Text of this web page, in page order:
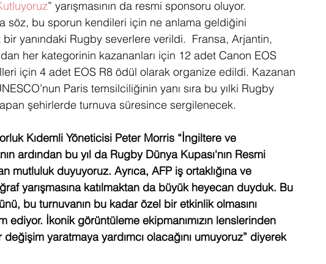
” yarışmasının da resmi sponsoru oluyor.
söz, bu sporun kendileri için ne anlama geldiğini
yanındaki Rugby severlere verildi.  Fransa, Arjantin,
her kategorinin kazananları için 12 adet Canon EOS
için 4 adet EOS R8 ödül olarak organize edildi. Kazanan
Paris temsilciliğinin yanı sıra bu yılki Rugby
şehirlerde turnuva süresince sergilenecek.
Kıdemli Yöneticisi Peter Morris “İngiltere ve
ardından bu yıl da Rugby Dünya Kupası'nın Resmi
mutluluk duyuyoruz. Ayrıca, AFP iş ortaklığına ve
yarışmasına katılmaktan da büyük heyecan duyduk. Bu
bu turnuvanın bu kadar özel bir etkinlik olmasını
ediyor. İkonik görüntüleme ekipmanımızın lenslerinden
yaratmaya yardımcı olacağını umuyoruz” diyerek